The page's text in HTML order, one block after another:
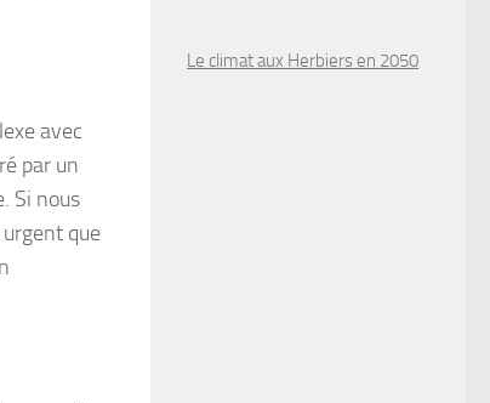
avec
par un
Si nous
que
Le climat aux Herbiers en 2050